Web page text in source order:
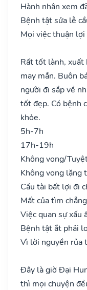
Hành nhân xem
Bệnh tật sửa lễ
Mọi việc thuận
Rất tốt lành, xuất
may mắn. Buôn
người đi sắp về
tốt đẹp. Có bệnh
khỏe.
5h-7h
17h-19h
Không vong/
Không vong lặng
Cầu tài bất lợi đi
Mất của tìm
Việc quan sự xấu
Bệnh tật ắt phải
Vì lời nguyền rủa
Đây là giờ Đại
thì mọi chuyện